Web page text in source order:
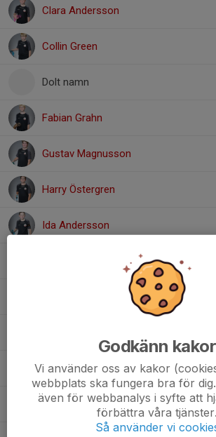
Clara Andersson
Collin Green
Dolt namn
Fabian Grahn
Gustav Magnusson
Harry Östergren
Ida Andersson
Oscar Magnusson
Robin Pirttijärvi
Godkänn kakor
Vi använder oss av kakor
webbplats ska fungera bra för
även för webbanalys i syfte att
förbättra våra tjänster.
Så använder vi